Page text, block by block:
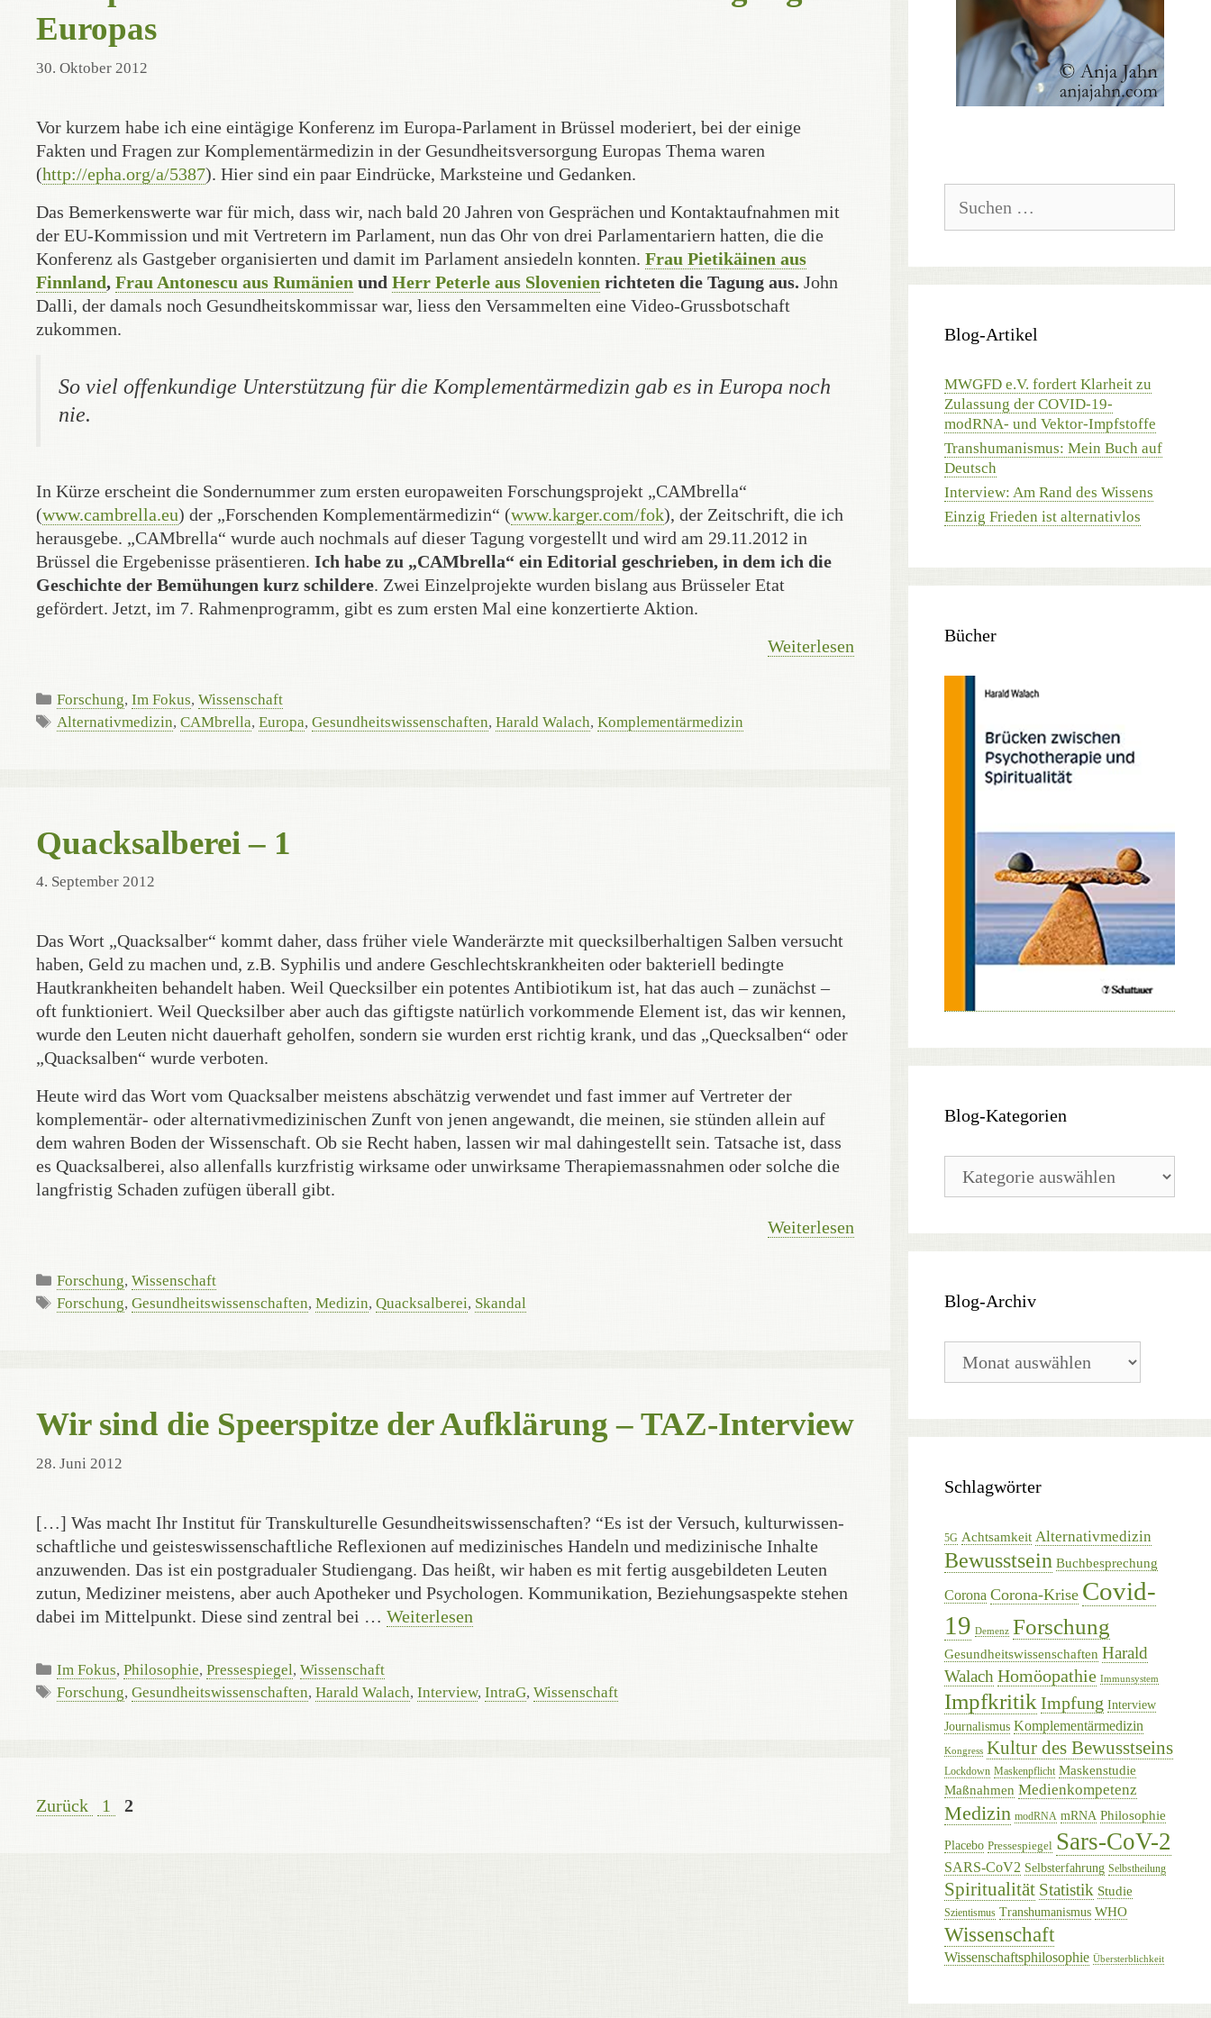
Europas
30. Oktober 2012
Vor kurzem habe ich eine eintägige Konferenz im Europa-Parlament in Brüssel moderiert, bei der einige
Fakten und Fragen zur Komplementärmedizin in der Gesundheitsversorgung Europas Thema waren
(http://epha.org/a/5387). Hier sind ein paar Eindrücke, Marksteine und Gedanken.
Das Bemerkenswerte war für mich, dass wir, nach bald 20 Jahren von Gesprächen und Kontaktaufnahmen mit
der EU-Kommission und mit Vertretern im Parlament, nun das Ohr von drei Parlamentariern hatten, die die
Konferenz als Gastgeber organisierten und damit im Parlament ansiedeln konnten. Frau Pietikäinen aus
Finnland, Frau Antonescu aus Rumänien und Herr Peterle aus Slovenien richteten die Tagung aus. John
Dalli, der damals noch Gesundheitskommissar war, liess den Versammelten eine Video-Grussbotschaft
zukommen.
So viel offenkundige Unterstützung für die Komplementärmedizin gab es in Europa noch
nie.
In Kürze erscheint die Sondernummer zum ersten europaweiten Forschungsprojekt „CAMbrella“
(www.cambrella.eu) der „Forschenden Komplementärmedizin“ (www.karger.com/fok), der Zeitschrift, die ich
herausgebe. „CAMbrella“ wurde auch nochmals auf dieser Tagung vorgestellt und wird am 29.11.2012 in
Brüssel die Ergebenisse präsentieren. Ich habe zu „CAMbrella“ ein Editorial geschrieben, in dem ich die
Geschichte der Bemühungen kurz schildere. Zwei Einzelprojekte wurden bislang aus Brüsseler Etat
gefördert. Jetzt, im 7. Rahmenprogramm, gibt es zum ersten Mal eine konzertierte Aktion.
Weiterlesen
Kategorien
Forschung,Im Fokus,Wissenschaft
Schlagwörter
Alternativmedizin,CAMbrella,Europa,Gesundheitswissenschaften,Harald Walach,Komplementärmedizin
Quacksalberei – 1
4. September 2012
Das Wort „Quacksalber“ kommt daher, dass früher viele Wanderärzte mit quecksilberhaltigen Salben versucht
haben, Geld zu machen und, z.B. Syphilis und andere Geschlechtskrankheiten oder bakteriell bedingte
Hautkrankheiten behandelt haben. Weil Quecksilber ein potentes Antibiotikum ist, hat das auch – zunächst –
oft funktioniert. Weil Quecksilber aber auch das giftigste natürlich vorkommende Element ist, das wir kennen,
wurde den Leuten nicht dauerhaft geholfen, sondern sie wurden erst richtig krank, und das „Quecksalben“ oder
„Quacksalben“ wurde verboten.
Heute wird das Wort vom Quacksalber meistens abschätzig verwendet und fast immer auf Vertreter der
komplementär- oder alternativmedizinischen Zunft von jenen angewandt, die meinen, sie stünden allein auf
dem wahren Boden der Wissenschaft. Ob sie Recht haben, lassen wir mal dahingestellt sein. Tatsache ist, dass
es Quacksalberei, also allenfalls kurzfristig wirksame oder unwirksame Therapiemassnahmen oder solche die
langfristig Schaden zufügen überall gibt.
Weiterlesen
Kategorien
Forschung,Wissenschaft
Schlagwörter
Forschung,Gesundheitswissenschaften,Medizin,Quacksalberei, Skandal
Wir sind die Speerspitze der Aufklärung – TAZ-Interview
28. Juni 2012
[…] Was macht Ihr Institut für Trans­kulturelle Gesund­heits­wissen­schaften? “Es ist der Versuch, kultur­wissen­
schaft­liche und geistes­wissen­schaft­liche Reflexionen auf medizinisches Handeln und medizinische Inhalte
anzuwenden. Das ist ein postgradualer Studiengang. Das heißt, wir haben es mit fertig ausgebildeten Leuten
zutun, Mediziner meistens, aber auch Apotheker und Psychologen. Kommunikation, Beziehungs­aspekte stehen
dabei im Mittelpunkt. Diese sind zentral bei … Weiterlesen
Kategorien
Im Fokus,Philosophie,Pressespiegel,Wissenschaft
Schlagwörter
Forschung,Gesundheitswissenschaften,Harald Walach,Interview,IntraG,Wissenschaft
Zurück Seite
1 Seite
2
nach:
Blog-Artikel
MWGFD e.V. fordert Klarheit zu
Zulassung der COVID-19-
modRNA- und Vektor-Impfstoffe
Transhumanismus: Mein Buch auf
Deutsch
Interview: Am Rand des Wissens
Einzig Frieden ist alternativlos
Bücher
Blog-Kategorien
Kategorien
Blog-Archiv
Archiv
Schlagwörter
5G Achtsamkeit Alternativmedizin
Bewusstsein Buchbesprechung
Corona Corona-Krise Covid-
19 Demenz Forschung
Gesundheitswissenschaften Harald
Walach Homöopathie Immunsystem
Impfkritik Impfung Interview
Journalismus Komplementärmedizin
Kongress Kultur des Bewusstseins
Lockdown Maskenpflicht Maskenstudie
Maßnahmen Medienkompetenz
Medizin modRNA mRNA Philosophie
Placebo Pressespiegel Sars-CoV-2
SARS-CoV2 Selbsterfahrung Selbstheilung
Spiritualität Statistik Studie
Szientismus Transhumanismus WHO
Wissenschaft
Wissenschaftsphilosophie Übersterblichkeit